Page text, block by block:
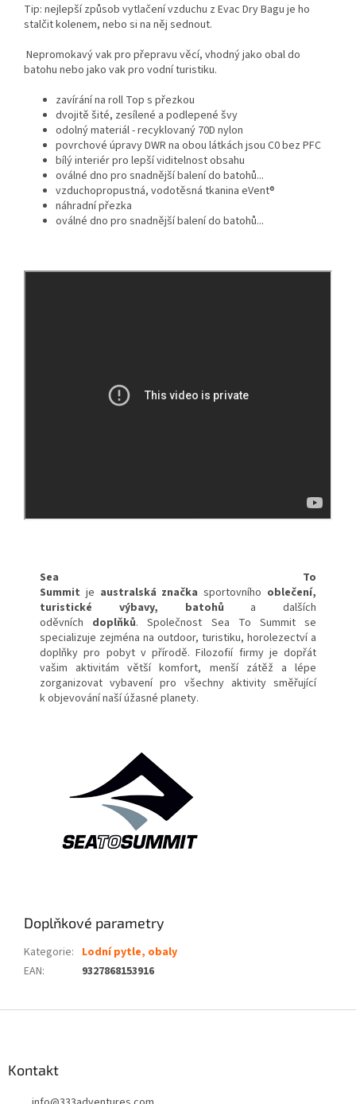
Tip: nejlepší způsob vytlačení vzduchu z Evac Dry Bagu je ho
stalčit kolenem, nebo si na něj sednout.
Nepromokavý vak pro přepravu věcí, vhodný jako obal do
batohu nebo jako vak pro vodní turistiku.
zavírání na roll Top s přezkou
dvojitě šité, zesílené a podlepené švy
odolný materiál - recyklovaný 70D nylon
povrchové úpravy DWR na obou látkách jsou C0 bez PFC
bílý interiér pro lepší viditelnost obsahu
oválné dno pro snadnější balení do batohů...
vzduchopropustná, vodotěsná tkanina eVent®
náhradní přezka
oválné dno pro snadnější balení do batohů...
Sea To
Summit je australská značka sportovního oblečení,
turistické výbavy, batohů
a dalších
oděvních
doplňků. Společnost Sea To Summit se
specializuje zejména na outdoor, turistiku, horolezectví a
doplňky pro pobyt v přírodě. Filozofií firmy je dopřát
vašim aktivitám větší komfort, menší zátěž a lépe
zorganizovat vybavení pro všechny aktivity směřující
k objevování naší úžasné planety.
Doplňkové parametry
Kategorie: Lodní pytle, obaly
EAN: 9327868153916
Kontakt